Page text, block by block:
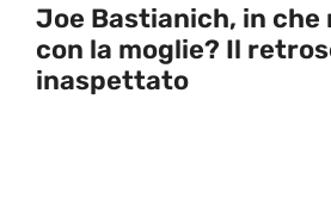
Joe Bastianich, in che
con la moglie? Il
inaspettato